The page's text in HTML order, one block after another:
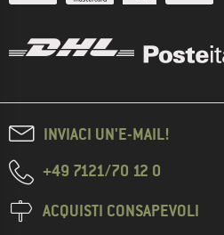
INVIACI UN'E-MAIL!
+49 7121/70 12 0
ACQUISTI CONSAPEVOLI